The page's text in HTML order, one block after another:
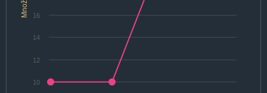
10
12
14
16